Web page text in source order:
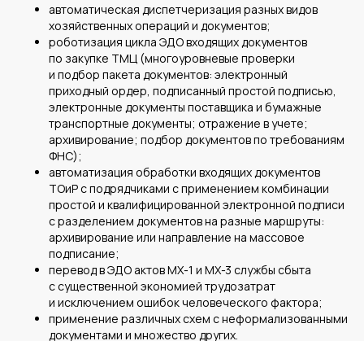
автоматическая диспетчеризация разных видов
хозяйственных операций и документов;
роботизация цикла ЭДО входящих документов
по закупке ТМЦ (многоуровневые проверки
и подбор пакета документов: электронный
приходный ордер, подписанный простой подписью,
электронные документы поставщика и бумажные
транспортные документы; отражение в учете;
архивирование; подбор документов по требованиям
ФНС);
автоматизация обработки входящих документов
ТОиР с подрядчиками с применением комбинации
простой и квалифицированной электронной подписи
с разделением документов на разные маршруты:
архивирование или направление на массовое
подписание;
перевод в ЭДО актов МХ-1 и МХ-3 службы сбыта
с существенной экономией трудозатрат
и исключением ошибок человеческого фактора;
применение различных схем с неформализованными
документами и множество других.
Среднему бизнесу
Крупному бизнесу